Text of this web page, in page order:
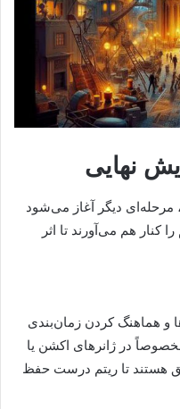
مرحله‌ای دیگر آغاز می‌شود
کنار هم می‌آورند تا اثر
و هماهنگ کردن زمان‌بندی
در ژانرهای اکشن یا
هستند تا ریتم درست حفظ